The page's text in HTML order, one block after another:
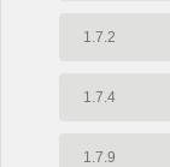
1.7.2
1.7.4
1.7.9